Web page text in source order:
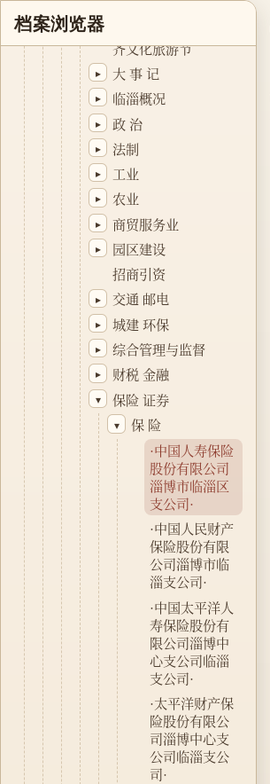
档案浏览器
▸
生态临淄建设
齐文化旅游节
▸ 大 事 记
▸ 临淄概况
▸ 政 治
▸ 法制
▸ 工业
▸ 农业
▸ 商贸服务业
▸
园区建设
招商引资
▸ 交通 邮电
▸ 城建 环保
▸ 综合管理与监督
▸ 财税 金融
▾ 保险 证券
▾
保 险
·中国人寿保险
股份有限公司
淄博市临淄区
支公司·
·中国人民财产
保险股份有限
公司淄博市临
淄支公司·
·中国太平洋人
寿保险股份有
限公司淄博中
心支公司临淄
支公司·
·太平洋财产保
险股份有限公
司淄博中心支
公司临淄支公
司·